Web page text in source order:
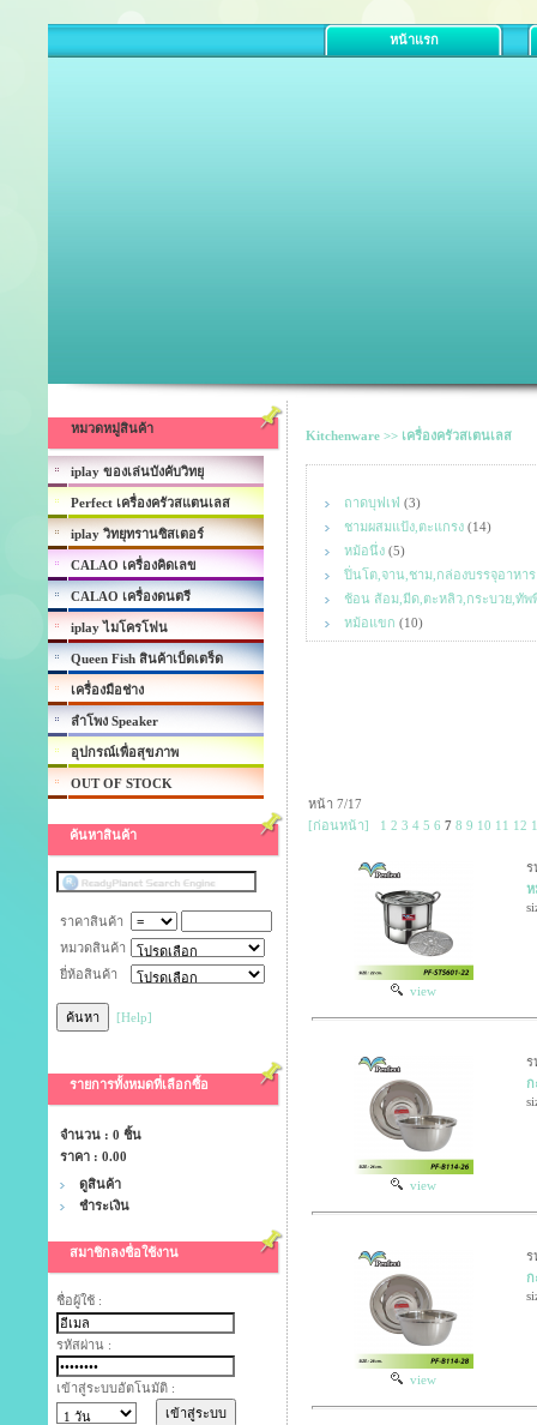
หน้าแรก
หมวดหมู่สินค้า
iplay ของเล่นบังคับวิทยุ
Perfect เครื่องครัวสแตนเลส
iplay วิทยุทรานซิสเตอร์
CALAO เครื่องคิดเลข
CALAO เครื่องดนตรี
iplay ไมโครโฟน
Queen Fish สินค้าเบ็ดเตร็ด
เครื่องมือช่าง
ลำโพง Speaker
อุปกรณ์เพื่อสุขภาพ
OUT OF STOCK
ค้นหาสินค้า
ราคาสินค้า
หมวดสินค้า
ยี่ห้อสินค้า
[Help]
รายการทั้งหมดที่เลือกซื้อ
จำนวน : 0 ชิ้น
ราคา : 0.00
ดูสินค้า
ชำระเงิน
สมาชิกลงชื่อใช้งาน
ชื่อผู้ใช้ :
รหัสผ่าน :
เข้าสู่ระบบอัตโนมัติ :
Kitchenware >> เครื่องครัวสเตนเลส
ถาดบุฟเฟ่ (3)
ชามผสมแป้ง,ตะแกรง (14)
หม้อนึ่ง (5)
ปิ่นโต,จาน,ชาม,กล่องบรรจุอาหาร
ช้อน ส้อม,มีด,ตะหลิว,กระบวย,ทัพ
หม้อแขก (10)
หน้า 7/17
[ก่อนหน้า]
1 2 3 4 5 6 7 8 9 10 11 12
view
ร
ห
view
ร
ก
view
ร
ก